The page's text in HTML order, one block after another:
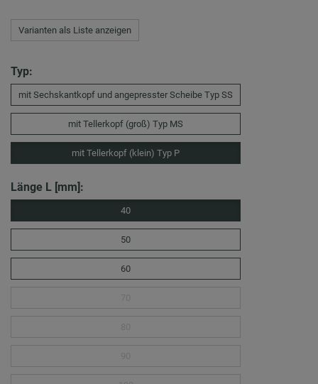
Varianten als Liste anzeigen
Typ:
mit Sechskantkopf und angepresster Scheibe Typ SS
mit Tellerkopf (groß) Typ MS
mit Tellerkopf (klein) Typ P
Länge L [mm]:
40
50
60